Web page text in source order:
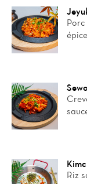
Riz